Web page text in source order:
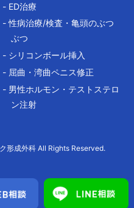
- ED治療
- 性病治療/検査・亀頭のぶつ
ぶつ
- シリコンボール挿入
- 屈曲・湾曲ペニス修正
- 男性ホルモン・テストステロ
ン注射
形成外科 All Rights Reserved.